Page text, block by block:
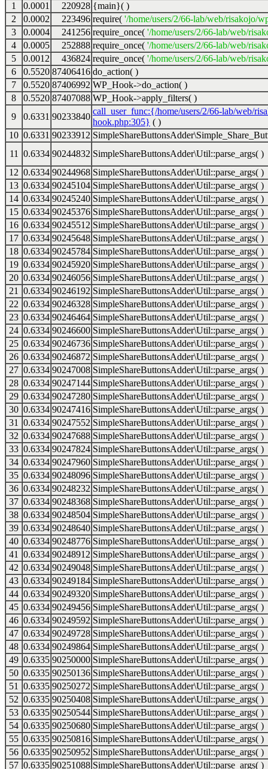
1
0.0001 220928 {main}( )
2
0.0002 223496 require( '/home/users/2/66-lab/web/risakojo/
3
0.0004 241256 require_once( '/home/users/2/66-lab/web/
4
0.0005 252888 require_once( '/home/users/2/66-lab/web/
5
0.0012 436824 require_once( '/home/users/2/66-lab/web/
6
0.5520 87406416 do_action( )
7
0.5520 87406992 WP_Hook->do_action( )
8
0.5520 87407088 WP_Hook->apply_filters( )
9
0.6331 90233840
call_user_func:{/home/users/2/66-lab/web/
hook.php:305} ( )
10 0.6331 90233912
11
0.6334 90244832 SimpleShareButtonsAdder\Util::parse_args( )
12 0.6334 90244968 SimpleShareButtonsAdder\Util::parse_args( )
13 0.6334 90245104 SimpleShareButtonsAdder\Util::parse_args( )
14 0.6334 90245240 SimpleShareButtonsAdder\Util::parse_args( )
15 0.6334 90245376 SimpleShareButtonsAdder\Util::parse_args( )
16 0.6334 90245512 SimpleShareButtonsAdder\Util::parse_args( )
17 0.6334 90245648 SimpleShareButtonsAdder\Util::parse_args( )
18 0.6334 90245784 SimpleShareButtonsAdder\Util::parse_args( )
19 0.6334 90245920 SimpleShareButtonsAdder\Util::parse_args( )
20 0.6334 90246056 SimpleShareButtonsAdder\Util::parse_args( )
21
0.6334 90246192 SimpleShareButtonsAdder\Util::parse_args( )
22 0.6334 90246328 SimpleShareButtonsAdder\Util::parse_args( )
23 0.6334 90246464 SimpleShareButtonsAdder\Util::parse_args( )
24 0.6334 90246600 SimpleShareButtonsAdder\Util::parse_args( )
25 0.6334 90246736 SimpleShareButtonsAdder\Util::parse_args( )
26 0.6334 90246872 SimpleShareButtonsAdder\Util::parse_args( )
27 0.6334 90247008 SimpleShareButtonsAdder\Util::parse_args( )
28 0.6334 90247144 SimpleShareButtonsAdder\Util::parse_args( )
29 0.6334 90247280 SimpleShareButtonsAdder\Util::parse_args( )
30 0.6334 90247416 SimpleShareButtonsAdder\Util::parse_args( )
31
0.6334 90247552 SimpleShareButtonsAdder\Util::parse_args( )
32 0.6334 90247688 SimpleShareButtonsAdder\Util::parse_args( )
33 0.6334 90247824 SimpleShareButtonsAdder\Util::parse_args( )
34 0.6334 90247960 SimpleShareButtonsAdder\Util::parse_args( )
35 0.6334 90248096 SimpleShareButtonsAdder\Util::parse_args( )
36 0.6334 90248232 SimpleShareButtonsAdder\Util::parse_args( )
37 0.6334 90248368 SimpleShareButtonsAdder\Util::parse_args( )
38 0.6334 90248504 SimpleShareButtonsAdder\Util::parse_args( )
39 0.6334 90248640 SimpleShareButtonsAdder\Util::parse_args( )
40 0.6334 90248776 SimpleShareButtonsAdder\Util::parse_args( )
41
0.6334 90248912 SimpleShareButtonsAdder\Util::parse_args( )
42 0.6334 90249048 SimpleShareButtonsAdder\Util::parse_args( )
43 0.6334 90249184 SimpleShareButtonsAdder\Util::parse_args( )
44 0.6334 90249320 SimpleShareButtonsAdder\Util::parse_args( )
45 0.6334 90249456 SimpleShareButtonsAdder\Util::parse_args( )
46 0.6334 90249592 SimpleShareButtonsAdder\Util::parse_args( )
47 0.6334 90249728 SimpleShareButtonsAdder\Util::parse_args( )
48 0.6334 90249864 SimpleShareButtonsAdder\Util::parse_args( )
49 0.6335 90250000 SimpleShareButtonsAdder\Util::parse_args( )
50 0.6335 90250136 SimpleShareButtonsAdder\Util::parse_args( )
51
0.6335 90250272 SimpleShareButtonsAdder\Util::parse_args( )
52 0.6335 90250408 SimpleShareButtonsAdder\Util::parse_args( )
53 0.6335 90250544 SimpleShareButtonsAdder\Util::parse_args( )
54 0.6335 90250680 SimpleShareButtonsAdder\Util::parse_args( )
55 0.6335 90250816 SimpleShareButtonsAdder\Util::parse_args( )
56 0.6335 90250952 SimpleShareButtonsAdder\Util::parse_args( )
57 0.6335 90251088 SimpleShareButtonsAdder\Util::parse_args( )